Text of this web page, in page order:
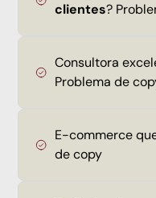
clientes?
Consultora
Problema de
E-commerce
de copy